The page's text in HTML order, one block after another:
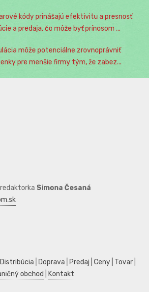
kódy prinášajú efektivitu a presnosť
a predaja, čo môže byť prínosom ...
môže potenciálne zrovnoprávniť
pre menšie firmy tým, že zabez...
Simona Česaná
Distribúcia Doprava Predaj Ceny Tovar
obchod Kontakt